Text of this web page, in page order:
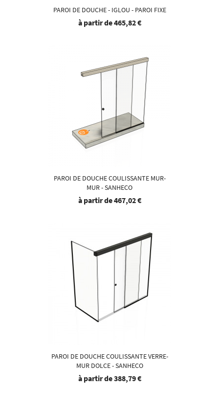
PAROI DE DOUCHE - IGLOU - PAROI FIXE
à partir de465,82 €
PAROI DE DOUCHE COULISSANTE MUR-
MUR - SANHECO
à partir de467,02 €
PAROI DE DOUCHE COULISSANTE VERRE-
MUR DOLCE - SANHECO
à partir de388,79 €